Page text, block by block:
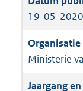
19-05-
Ministerie